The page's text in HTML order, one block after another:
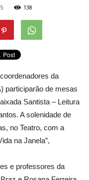
138
da
participarão de mesas
Santista – Leitura
A solenidade de
no Teatro, com a
na Janela”,
e professores da